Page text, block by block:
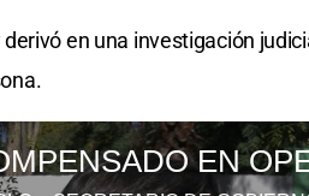
en una investigación